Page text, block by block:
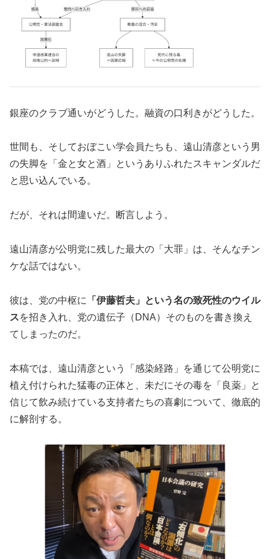
銀座のクラブ通いがどうした。融資の口利きがどうした。
世間も、そしておぼこい学会員たちも、遠山清彦という男
の失脚を「金と女と酒」というありふれたスキャンダルだ
と思い込んでいる。
だが、それは間違いだ。断言しよう。
遠山清彦が公明党に残した最大の「大罪」は、そんなチン
ケな話ではない。
彼は、党の中枢に
「伊藤哲夫」という名の致死性のウイル
スを招き入れ、党の遺伝子（DNA）そのものを書き換え
てしまったのだ。
本稿では、遠山清彦という「感染経路」を通じて公明党に
植え付けられた猛毒の正体と、未だにその毒を「良薬」と
信じて飲み続けている支持者たちの喜劇について、徹底的
に解剖する。